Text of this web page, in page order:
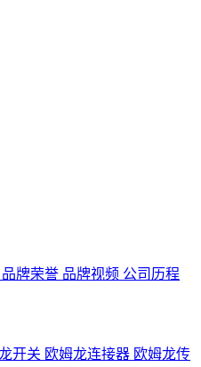
品牌荣誉 品牌视频 公司历程
开关 欧姆龙连接器 欧姆龙传